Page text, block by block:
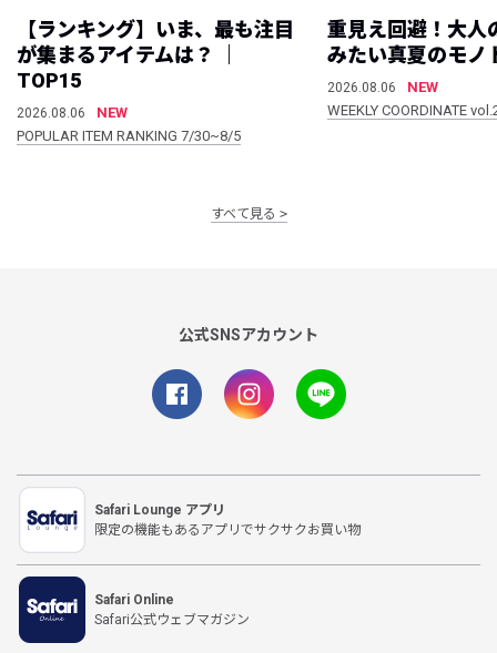
【ランキング】いま、最も注目
が集まるアイテムは？ ｜
TOP15
2026.08.06
NEW
POPULAR ITEM RANKING 7/30~8/5
重見え回避！大人
みたい真夏のモノ
2026.08.06
NEW
WEEKLY COORDINATE
すべて見る
公式SNSアカウント
Safari Lounge アプリ
限定の機能もあるアプリでサクサクお買い物
Safari Online
Safari公式ウェブマガジン